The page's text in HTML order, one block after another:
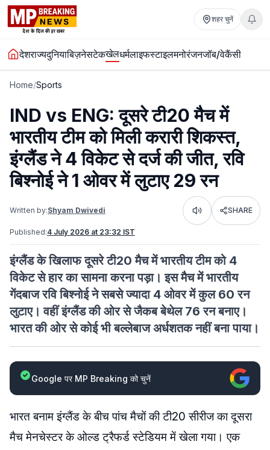
शहर चुनें
देशराज्यदुनियाबिज़नेसटेकखेलधर्मलाइफस्टाइलमनोरंजनजॉब/वेकैंसी
Home/Sports
IND vs ENG: दूसरे टी20 मैच में
भारतीय टीम को मिली करारी शिकस्त,
इंग्लैंड ने 4 विकेट से दर्ज की जीत, रवि
बिश्नोई ने 1 ओवर में लुटाए 29 रन
Written by:Shyam Dwivedi Listen SHARE
Published:4 July 2026 at 23:32 IST
इंग्लैंड के खिलाफ दूसरे टी20 मैच में भारतीय टीम को 4
विकेट से हार का सामना करना पड़ा। इस मैच में भारतीय
गेंदबाज रवि बिश्नोई ने सबसे ज्यादा 4 ओवर में कुल 60 रन
लुटाए। वहीं इंग्लैंड की ओर से जैकब बेथेल 76 रन बनाए।
भारत की ओर से कोई भी बल्लेबाज अर्धशतक नहीं बना पाया।
Google पर MP Breaking को चुनें
भारत बनाम इंग्लैंड के बीच पांच मैचों की टी20 सीरीज का दूसरा
मैच मेनचेस्टर के ओल्ड ट्रैफर्ड स्टेडियम में खेला गया। एक